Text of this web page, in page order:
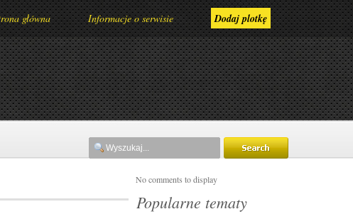
główna Informacje o serwisie Dodaj plotkę
No comments to display
Popularne tematy